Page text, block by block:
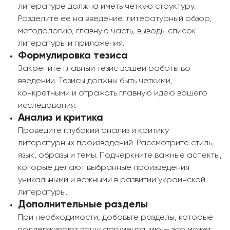
литературе должна иметь четкую структуру.
Разделите ее на введение, литературный обзор,
методологию, главную часть, выводы список
литературы и приложения.
Формулировка тезиса
Закрепите главный тезис вашей работы во
введении. Тезисы должны быть четкими,
конкретными и отражать главную идею вашего
исследования.
Анализ и критика
Проведите глубокий анализ и критику
литературных произведений. Рассмотрите стиль,
язык, образы и темы. Подчеркните важные аспекты,
которые делают выбранные произведения
уникальными и важными в развитии украинской
литературы.
Дополнительные разделы
При необходимости, добавьте разделы, которые